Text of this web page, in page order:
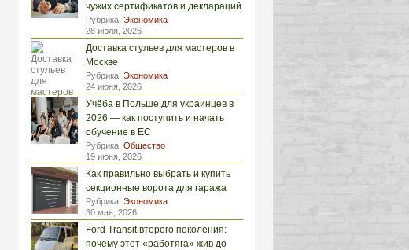
чужих сертификатов и деклараций
Рубрика: Экономика
28 июля, 2026
Доставка стульев для мастеров в
Москве
Рубрика: Экономика
24 июня, 2026
Учёба в Польше для украинцев в
2026 — как поступить и начать
обучение в ЕС
Рубрика: Общество
19 июня, 2026
Как правильно выбрать и купить
секционные ворота для гаража
Рубрика: Экономика
30 мая, 2026
Ford Transit второго поколения:
почему этот «работяга» жив до